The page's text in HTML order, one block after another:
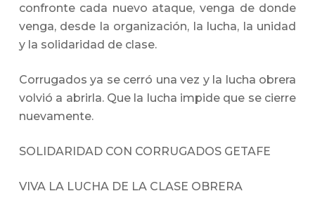
confronte cada nuevo ataque, venga de donde
venga, desde la organización, la lucha, la unidad
y la solidaridad de clase.
Corrugados ya se cerró una vez y la lucha obrera
volvió a abrirla. Que la lucha impide que se cierre
nuevamente.
SOLIDARIDAD CON CORRUGADOS GETAFE
VIVA LA LUCHA DE LA CLASE OBRERA